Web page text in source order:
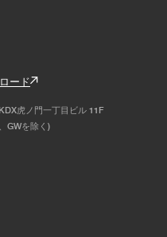
ード
虎ノ門一丁目ビル 11F
GWを除く)